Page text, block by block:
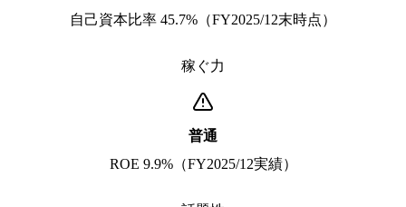
自己資本比率 45.7%（FY2025/12末時点）
稼ぐ力
普通
ROE 9.9%（FY2025/12実績）